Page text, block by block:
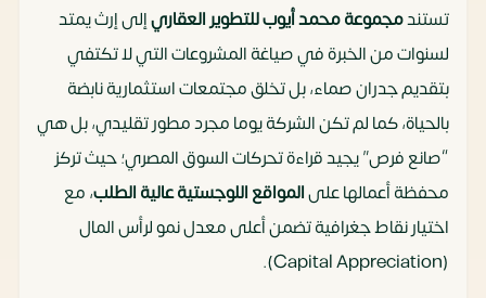
تستندمجموعة محمد أيوب للتطوير العقاريإلى إرث يمتد
لسنوات من الخبرة في صياغة المشروعات التي لا تكتفي
بتقديم جدران صماء، بل تخلق مجتمعات استثمارية نابضة
بالحياة، كما لم تكن الشركة يوما مجرد مطور تقليدي، بل هي
“صانع فرص” يجيد قراءة تحركات السوق المصري؛ حيث تركز
محفظة أعمالها علىالمواقع اللوجستية عالية الطلب، مع
اختيار نقاط جغرافية تضمن أعلى معدل نمو لرأس المال
(Capital Appreciation).